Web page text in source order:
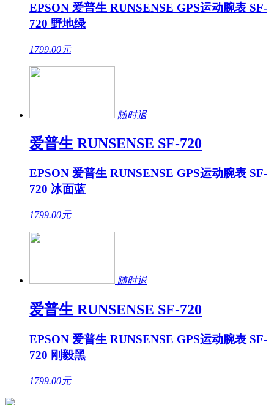
EPSON 爱普生 RUNSENSE GPS运动腕表 SF-
720 野地绿
1799.00元
随时退
爱普生 RUNSENSE SF-720
EPSON 爱普生 RUNSENSE GPS运动腕表 SF-
720 冰面蓝
1799.00元
随时退
爱普生 RUNSENSE SF-720
EPSON 爱普生 RUNSENSE GPS运动腕表 SF-
720 刚毅黑
1799.00元